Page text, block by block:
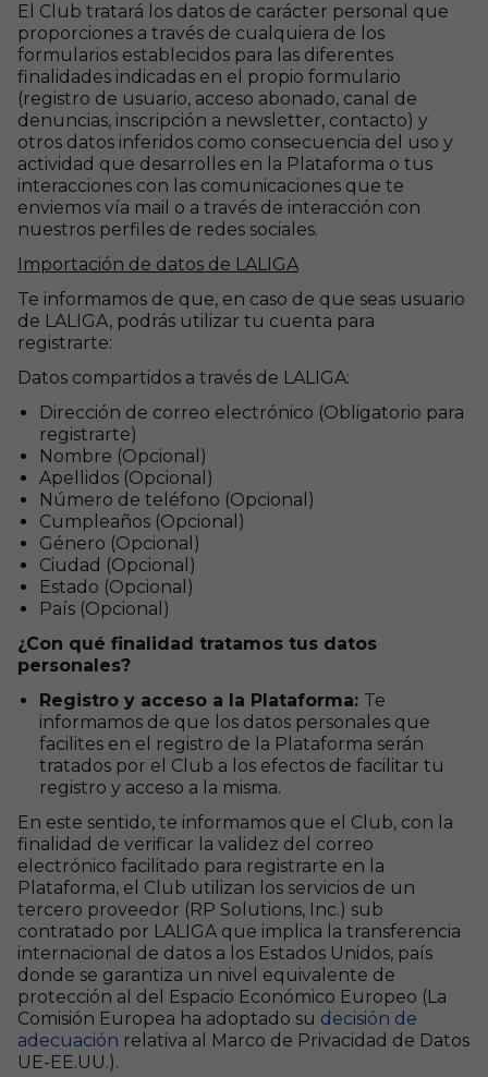
El Club tratará los datos de carácter personal que
proporciones a través de cualquiera de los
formularios establecidos para las diferentes
finalidades indicadas en el propio formulario
(registro de usuario, acceso abonado, canal de
denuncias, inscripción a newsletter, contacto) y
otros datos inferidos como consecuencia del uso y
actividad que desarrolles en la Plataforma o tus
interacciones con las comunicaciones que te
enviemos vía mail o a través de interacción con
nuestros perfiles de redes sociales.
Importación de datos de LALIGA
Te informamos de que, en caso de que seas usuario
de LALIGA, podrás utilizar tu cuenta para
registrarte:
Datos compartidos a través de LALIGA:
Dirección de correo electrónico (Obligatorio para
registrarte)
Nombre (Opcional)
Apellidos (Opcional)
Número de teléfono (Opcional)
Cumpleaños (Opcional)
Género (Opcional)
Ciudad (Opcional)
Estado (Opcional)
País (Opcional)
¿Con qué finalidad tratamos tus datos
personales?
Registro y acceso a la Plataforma: Te
informamos de que los datos personales que
facilites en el registro de la Plataforma serán
tratados por el Club a los efectos de facilitar tu
registro y acceso a la misma.
En este sentido, te informamos que el Club, con la
finalidad de verificar la validez del correo
electrónico facilitado para registrarte en la
Plataforma, el Club utilizan los servicios de un
tercero proveedor (RP Solutions, Inc.) sub
contratado por LALIGA que implica la transferencia
internacional de datos a los Estados Unidos, país
donde se garantiza un nivel equivalente de
protección al del Espacio Económico Europeo (La
Comisión Europea ha adoptado su decisión de
adecuación relativa al Marco de Privacidad de Datos
UE-EE.UU.).